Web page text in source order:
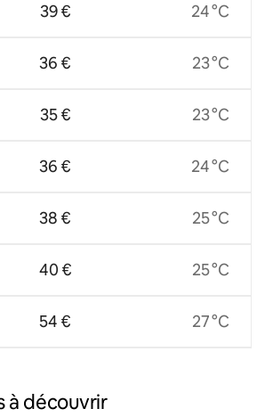
39 €
36 €
35 €
36 €
38 €
40 €
54 €
24 °C
23 °C
23 °C
24 °C
25 °C
25 °C
27 °C
à découvrir